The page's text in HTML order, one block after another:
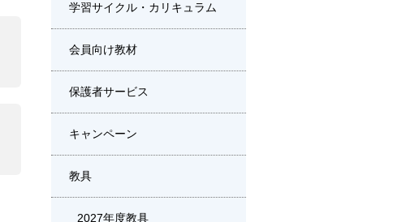
学習サイクル・カリキュラム
会員向け教材
保護者サービス
キャンペーン
教具
2027年度教具